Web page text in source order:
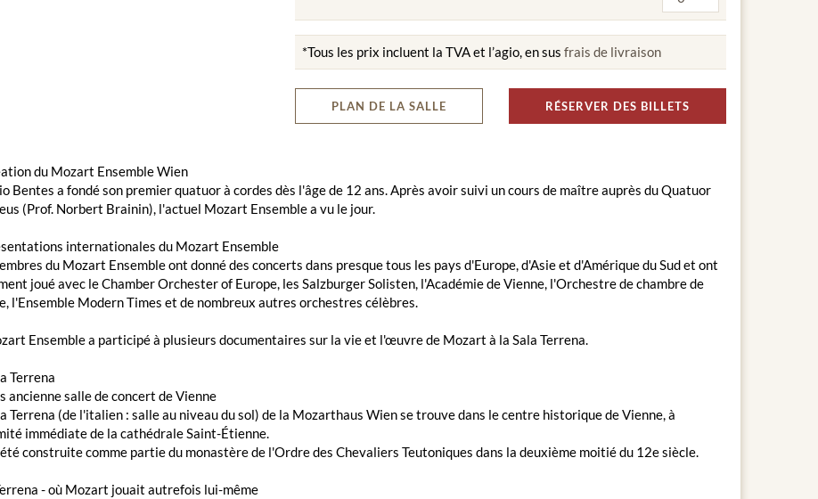
*Tous les prix incluent la TVA et l’agio, en sus frais de livraison
PLAN DE LA SALLE RÉSERVER DES BILLETS
du Mozart Ensemble Wien
Bentes a fondé son premier quatuor à cordes dès l'âge de 12 ans. Après avoir suivi un cours de maître auprès du Quatuor
(Prof. Norbert Brainin), l'actuel Mozart Ensemble a vu le jour.
internationales du Mozart Ensemble
du Mozart Ensemble ont donné des concerts dans presque tous les pays d'Europe, d'Asie et d'Amérique du Sud et ont
joué avec le Chamber Orchester of Europe, les Salzburger Solisten, l'Académie de Vienne, l'Orchestre de chambre de
l'Ensemble Modern Times et de nombreux autres orchestres célèbres.
Ensemble a participé à plusieurs documentaires sur la vie et l'œuvre de Mozart à la Sala Terrena.
Terrena
ancienne salle de concert de Vienne
Terrena (de l'italien : salle au niveau du sol) de la Mozarthaus Wien se trouve dans le centre historique de Vienne, à
immédiate de la cathédrale Saint-Étienne.
construite comme partie du monastère de l'Ordre des Chevaliers Teutoniques dans la deuxième moitié du 12e siècle.
- où Mozart jouait autrefois lui-même